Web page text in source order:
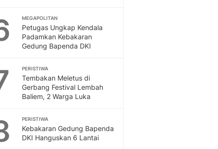
MEGAPOLITAN
Petugas Ungkap Kendala
Padamkan Kebakaran
Gedung Bapenda DKI
PERISTIWA
Tembakan Meletus di
Gerbang Festival Lembah
Baliem, 2 Warga Luka
PERISTIWA
Kebakaran Gedung Bapenda
DKI Hanguskan 6 Lantai